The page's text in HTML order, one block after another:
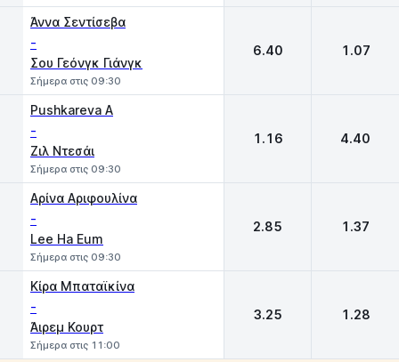
Άννα Σεντίσεβα
-
Σου Γεόνγκ Γιάνγκ
Σήμερα στις 09:30
6.40 1.07
Pushkareva A
-
Ζιλ Ντεσάι
Σήμερα στις 09:30
1.16 4.40
Αρίνα Αριφουλίνα
-
Lee Ha Eum
Σήμερα στις 09:30
2.85 1.37
Κίρα Μπαταϊκίνα
-
Άιρεμ Κουρτ
Σήμερα στις 11:00
3.25 1.28